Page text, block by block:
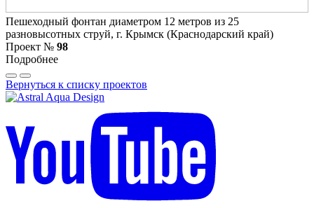
Пешеходный фонтан диаметром 12 метров из 25
разновысотных струй, г. Крымск (Краснодарский край)
Проект № 98
Подробнее
Вернуться к списку проектов